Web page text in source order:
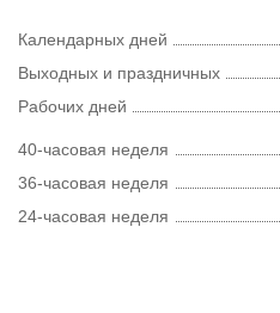
Календарных дней
Выходных и праздничных
Рабочих дней
40-часовая неделя
36-часовая неделя
24-часовая неделя